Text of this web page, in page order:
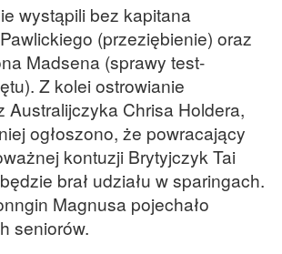
wystąpili bez kapitana
(przeziębienie) oraz
Madsena (sprawy test-
Z kolei ostrowianie
Australijczyka Chrisa Holdera,
ogłoszono, że powracający
kontuzji Brytyjczyk Tai
brał udziału w sparingach.
Magnusa pojechało
seniorów.